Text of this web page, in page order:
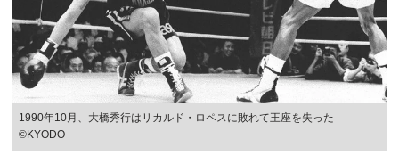
1990年10月、大橋秀行はリカルド・ロペスに敗れて王座を失った
©KYODO